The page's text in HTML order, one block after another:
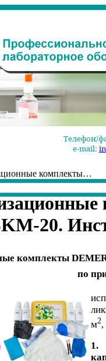
Телефон/
e-mail:
комплекты…
20.
комплекты
по
м2,
1.